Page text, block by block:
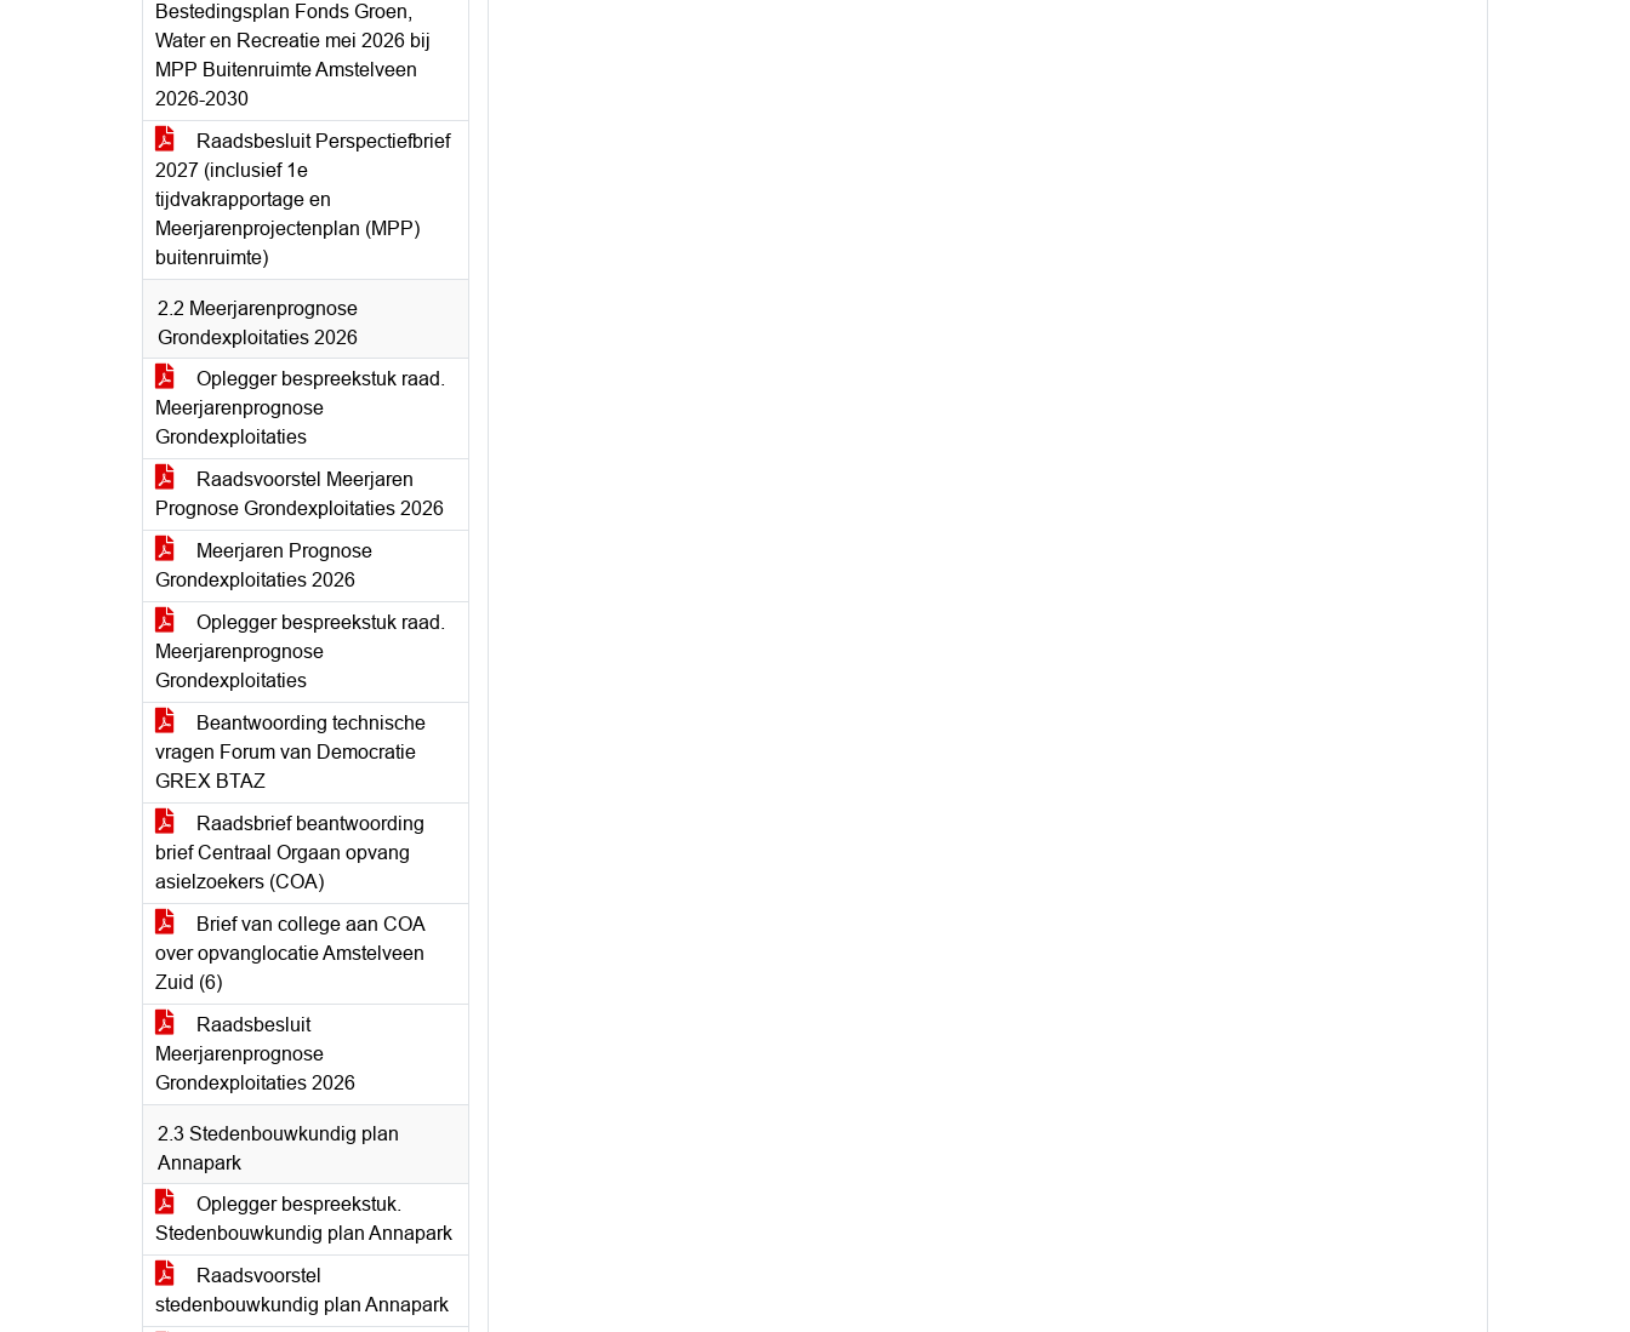
Bestedingsplan Fonds Groen,
Water en Recreatie mei 2026 bij
MPP Buitenruimte Amstelveen
2026-2030
Raadsbesluit Perspectiefbrief
2027 (inclusief 1e
tijdvakrapportage en
Meerjarenprojectenplan (MPP)
buitenruimte)
2.2 Meerjarenprognose
Grondexploitaties 2026
Oplegger bespreekstuk raad.
Meerjarenprognose
Grondexploitaties
Raadsvoorstel Meerjaren
Prognose Grondexploitaties 2026
Meerjaren Prognose
Grondexploitaties 2026
Oplegger bespreekstuk raad.
Meerjarenprognose
Grondexploitaties
Beantwoording technische
vragen Forum van Democratie
GREX BTAZ
Raadsbrief beantwoording
brief Centraal Orgaan opvang
asielzoekers (COA)
Brief van college aan COA
over opvanglocatie Amstelveen
Zuid (6)
Raadsbesluit
Meerjarenprognose
Grondexploitaties 2026
2.3 Stedenbouwkundig plan
Annapark
Oplegger bespreekstuk.
Stedenbouwkundig plan Annapark
Raadsvoorstel
stedenbouwkundig plan Annapark